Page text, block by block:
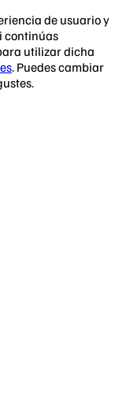
de usuario y
continúas
utilizar dicha
. Puedes cambiar